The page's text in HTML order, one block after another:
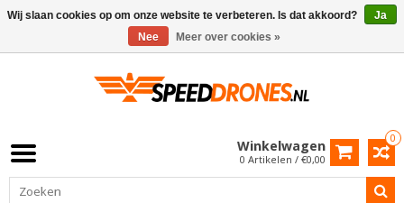
0
Winkelwagen
0 Artikelen / €0,00
Wij slaan cookies op om onze website te verbeteren. Is dat akkoord?
Ja
Nee
Meer over cookies »